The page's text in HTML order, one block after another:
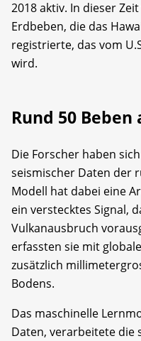
2018 aktiv. In dieser
Erdbeben, die das
registrierte, das vom
wird.
Rund 50
Die Forscher haben
seismischer Daten der
Modell hat dabei eine
ein verstecktes Signal,
Vulkanausbruch
erfassten sie mit
zusätzlich
Bodens.
Das maschinelle
Daten, verarbeitete die